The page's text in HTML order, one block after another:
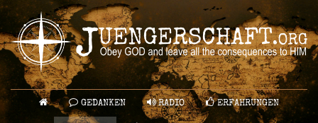
GEDANKEN RADIO ERFAHRUNGEN